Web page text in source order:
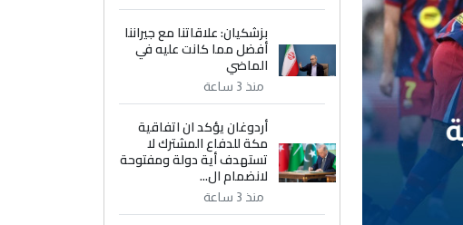
بزشكيان: علاقاتنا مع جيراننا
أفضل مما كانت عليه في
الماضي
منذ 3 ساعة
أردوغان يؤكد ان اتفاقية
مكة للدفاع المشترك لا
تستهدف أية دولة ومفتوحة
لانضمام ال...
منذ 3 ساعة